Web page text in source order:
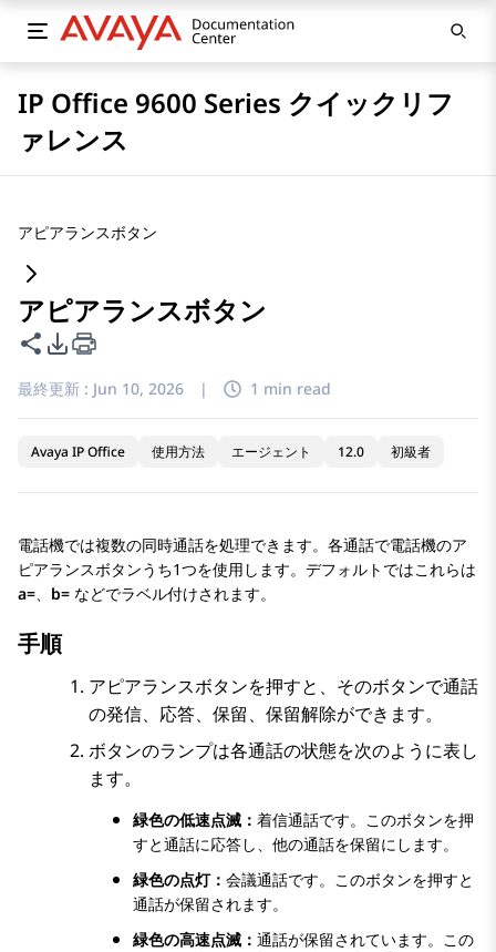
IP Office 9600 Series クイックリフ
ァレンス
アピアランスボタン
アピアランスボタン
このページを共有
PDFエクスポートオプション
最終更新 : Jun 10, 2026 | 1 min read
Avaya IP Office 使用方法 エージェント 12.0 初級者
電話機では複数の同時通話を処理できます。各通話で電話機のア
ピアランスボタンうち1つを使用します。デフォルトではこれらは
a=、 b= などでラベル付けされます。
手順
アピアランスボタンを押すと、そのボタンで通話
の発信、応答、保留、保留解除ができます。
ボタンのランプは各通話の状態を次のように表し
ます。
緑色の低速点滅： 着信通話です。このボタンを押
すと通話に応答し、他の通話を保留にします。
緑色の点灯： 会議通話です。このボタンを押すと
通話が保留されます。
緑色の高速点滅： 通話が保留されています。この